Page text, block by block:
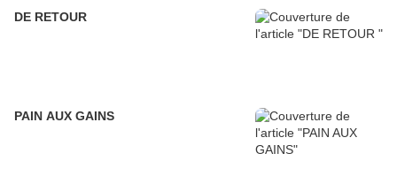
DE RETOUR
PAIN AUX GAINS